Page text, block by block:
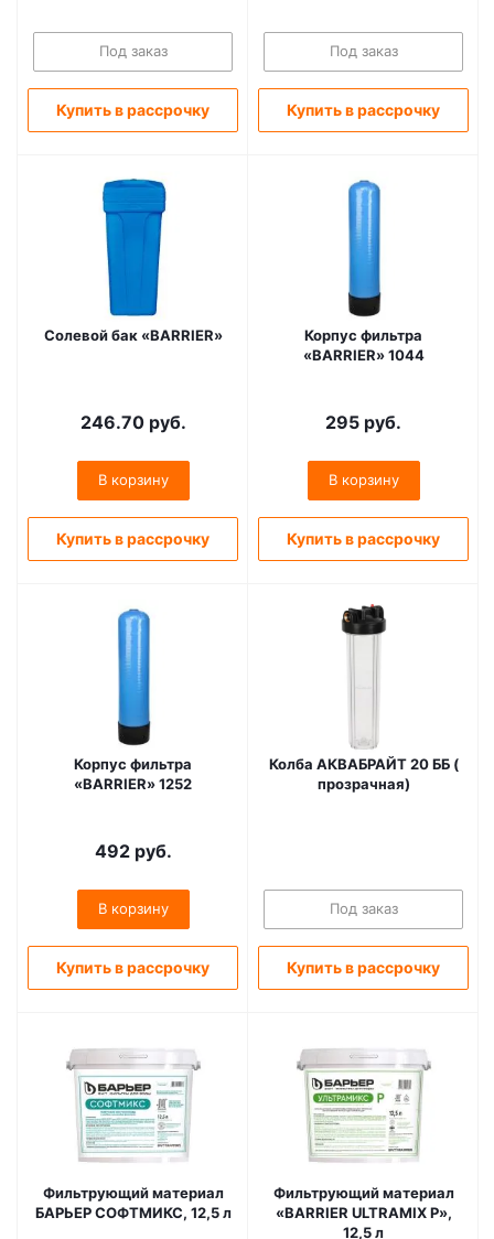
Под заказ
Купить в рассрочку
Под заказ
Купить в рассрочку
Солевой бак «BARRIER»
246.70руб.
В корзину
Купить в рассрочку
Корпус фильтра
«BARRIER» 1044
295 руб.
В корзину
Купить в рассрочку
Корпус фильтра
«BARRIER» 1252
492руб.
В корзину
Купить в рассрочку
Колба АКВАБРАЙТ 20 ББ (
прозрачная)
Под заказ
Купить в рассрочку
Фильтрующий материал
БАРЬЕР СОФТМИКС, 12,5 л
Фильтрующий материал
«BARRIER ULTRAMIX Р»,
12,5 л